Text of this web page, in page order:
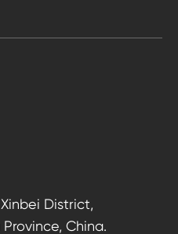
District,
China.